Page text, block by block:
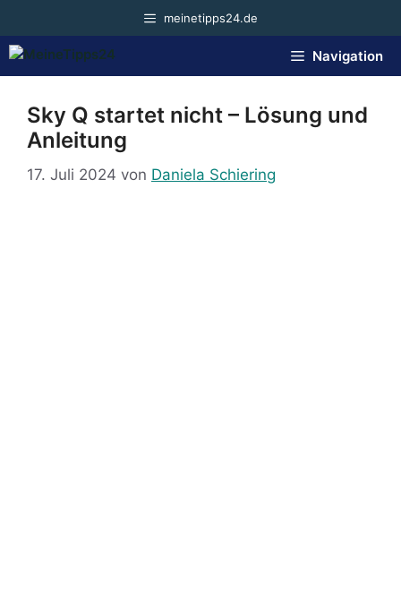
springen
meinetipps24.de
Navigation
Sky Q startet nicht – Lösung und
Anleitung
17. Juli 2024 von Daniela Schiering